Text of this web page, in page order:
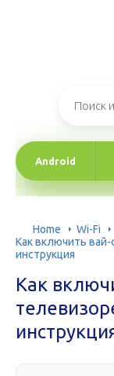
Android
Home
Wi-Fi
Как включить вай-
инструкция
Как